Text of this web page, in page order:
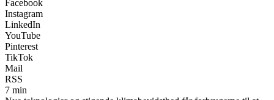
Facebook
Instagram
LinkedIn
YouTube
Pinterest
TikTok
Mail
RSS
7 min